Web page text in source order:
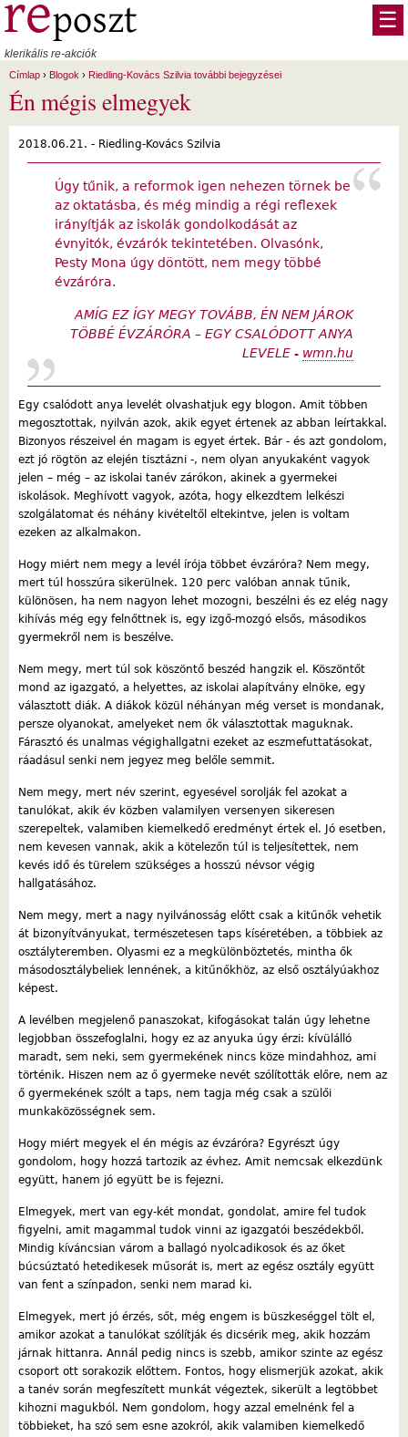
Ugrás a tartalomra
klerikális re-akciók
☰
Címlap › Blogok › Riedling-Kovács Szilvia további bejegyzései
Én mégis elmegyek
2018.06.21. - Riedling-Kovács Szilvia
Úgy tűnik, a reformok igen nehezen törnek be
az oktatásba, és még mindig a régi reflexek
irányítják az iskolák gondolkodását az
évnyitók, évzárók tekintetében. Olvasónk,
Pesty Mona úgy döntött, nem megy többé
évzáróra.
AMÍG EZ ÍGY MEGY TOVÁBB, ÉN NEM JÁROK
TÖBBÉ ÉVZÁRÓRA – EGY CSALÓDOTT ANYA
LEVELE - wmn.hu
Egy csalódott anya levelét olvashatjuk egy blogon. Amit többen
megosztottak, nyilván azok, akik egyet értenek az abban leírtakkal.
Bizonyos részeivel én magam is egyet értek. Bár - és azt gondolom,
ezt jó rögtön az elején tisztázni -, nem olyan anyukaként vagyok
jelen – még – az iskolai tanév zárókon, akinek a gyermekei
iskolások. Meghívott vagyok, azóta, hogy elkezdtem lelkészi
szolgálatomat és néhány kivételtől eltekintve, jelen is voltam
ezeken az alkalmakon.
Hogy miért nem megy a levél írója többet évzáróra? Nem megy,
mert túl hosszúra sikerülnek. 120 perc valóban annak tűnik,
különösen, ha nem nagyon lehet mozogni, beszélni és ez elég nagy
kihívás még egy felnőttnek is, egy izgő-mozgó elsős, másodikos
gyermekről nem is beszélve.
Nem megy, mert túl sok köszöntő beszéd hangzik el. Köszöntőt
mond az igazgató, a helyettes, az iskolai alapítvány elnöke, egy
választott diák. A diákok közül néhányan még verset is mondanak,
persze olyanokat, amelyeket nem ők választottak maguknak.
Fárasztó és unalmas végighallgatni ezeket az eszmefuttatásokat,
ráadásul senki nem jegyez meg belőle semmit.
Nem megy, mert név szerint, egyesével sorolják fel azokat a
tanulókat, akik év közben valamilyen versenyen sikeresen
szerepeltek, valamiben kiemelkedő eredményt értek el. Jó esetben,
nem kevesen vannak, akik a kötelezőn túl is teljesítettek, nem
kevés idő és türelem szükséges a hosszú névsor végig
hallgatásához.
Nem megy, mert a nagy nyilvánosság előtt csak a kitűnők vehetik
át bizonyítványukat, természetesen taps kíséretében, a többiek az
osztályteremben. Olyasmi ez a megkülönböztetés, mintha ők
másodosztálybeliek lennének, a kitűnőkhöz, az első osztályúakhoz
képest.
A levélben megjelenő panaszokat, kifogásokat talán úgy lehetne
legjobban összefoglalni, hogy ez az anyuka úgy érzi: kívülálló
maradt, sem neki, sem gyermekének nincs köze mindahhoz, ami
történik. Hiszen nem az ő gyermeke nevét szólították előre, nem az
ő gyermekének szólt a taps, nem tagja még csak a szülői
munkaközösségnek sem.
Hogy miért megyek el én mégis az évzáróra? Egyrészt úgy
gondolom, hogy hozzá tartozik az évhez. Amit nemcsak elkezdünk
együtt, hanem jó együtt be is fejezni.
Elmegyek, mert van egy-két mondat, gondolat, amire fel tudok
figyelni, amit magammal tudok vinni az igazgatói beszédekből.
Mindig kíváncsian várom a ballagó nyolcadikosok és az őket
búcsúztató hetedikesek műsorát is, mert az egész osztály együtt
van fent a színpadon, senki nem marad ki.
Elmegyek, mert jó érzés, sőt, még engem is büszkeséggel tölt el,
amikor azokat a tanulókat szólítják és dicsérik meg, akik hozzám
járnak hittanra. Annál pedig nincs is szebb, amikor szinte az egész
csoport ott sorakozik előttem. Fontos, hogy elismerjük azokat, akik
a tanév során megfeszített munkát végeztek, sikerült a legtöbbet
kihozni magukból. Nem gondolom, hogy azzal emelnénk fel a
többieket, ha szó sem esne azokról, akik valamiben kiemelkedő